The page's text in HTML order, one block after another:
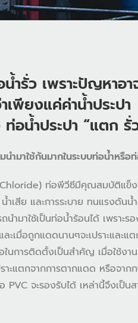
ำรั่ว เพราะปัญหาอ
พียงแค่ค่าน้ำประปา
อน้ำประปา “แตก รั่
ำมาใช้กันมากในระบบท่อน้ำหรือท่
ท่อพีวีซีมีคุณสมบัติแข็งส
ำเสีย และการระบาย ทนแรงดันน้
ถนำมาใช้เป็นท่อน้ำร้อนได้ เพรา
ะเมื่อถูกแดดนานๆจะเปราะและ
ในการติดตั้งเป็นสำคัญ เมื่อใช้ง
ะแตกจากการตากแดด หรือจากก
จะรองรับได้ เหล่านี้จึงเป็น